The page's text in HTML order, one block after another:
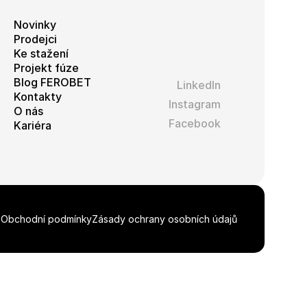
Novinky
Prodejci
Ke stažení
Projekt fúze
Blog FEROBET
Kontakty
O nás
Kariéra
LinkedIn
Instagram
Facebook
Obchodní podmínkyZásady ochrany osobních údajů